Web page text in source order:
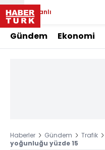
Canlı
Gündem Ekonomi
Haberler Gündem Trafik
yoğunluğu yüzde 15